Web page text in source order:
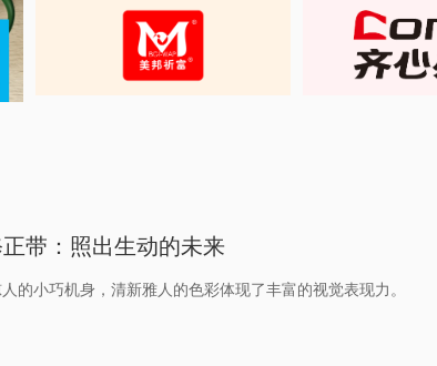
带：照出生动的未来
的小巧机身，清新雅人的色彩体现了丰富的视觉表现力。